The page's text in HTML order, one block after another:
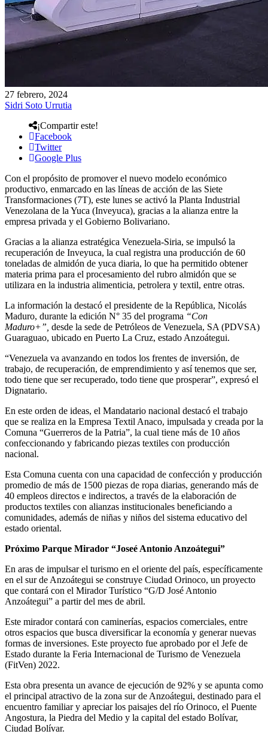
27 febrero, 2024
Sidri Soto Urrutia
¡Compartir este!
Facebook
Twitter
Google Plus
Con el propósito de promover el nuevo modelo económico
productivo, enmarcado en las líneas de acción de las Siete
Transformaciones (7T), este lunes se activó la Planta Industrial
Venezolana de la Yuca (Inveyuca), gracias a la alianza entre la
empresa privada y el Gobierno Bolivariano.
Gracias a la alianza estratégica Venezuela-Siria, se impulsó la
recuperación de Inveyuca, la cual registra una producción de 60
toneladas de almidón de yuca diaria, lo que ha permitido obtener
materia prima para el procesamiento del rubro almidón que se
utilizara en la industria alimenticia, petrolera y textil, entre otras.
La información la destacó el presidente de la República, Nicolás
Maduro, durante la edición N° 35 del programa “Con
Maduro+”, desde la sede de Petróleos de Venezuela, SA (PDVSA)
Guaraguao, ubicado en Puerto La Cruz, estado Anzoátegui.
“Venezuela va avanzando en todos los frentes de inversión, de
trabajo, de recuperación, de emprendimiento y así tenemos que ser,
todo tiene que ser recuperado, todo tiene que prosperar”, expresó el
Dignatario.
En este orden de ideas, el Mandatario nacional destacó el trabajo
que se realiza en la Empresa Textil Anaco, impulsada y creada por la
Comuna “Guerreros de la Patria”, la cual tiene más de 10 años
confeccionando y fabricando piezas textiles con producción
nacional.
Esta Comuna cuenta con una capacidad de confección y producción
promedio de más de 1500 piezas de ropa diarias, generando más de
40 empleos directos e indirectos, a través de la elaboración de
productos textiles con alianzas institucionales beneficiando a
comunidades, además de niñas y niños del sistema educativo del
estado oriental.
Próximo Parque Mirador “Joseé Antonio Anzoátegui”
En aras de impulsar el turismo en el oriente del país, específicamente
en el sur de Anzoátegui se construye Ciudad Orinoco, un proyecto
que contará con el Mirador Turístico “G/D José Antonio
Anzoátegui” a partir del mes de abril.
Este mirador contará con caminerías, espacios comerciales, entre
otros espacios que busca diversificar la economía y generar nuevas
formas de inversiones. Este proyecto fue aprobado por el Jefe de
Estado durante la Feria Internacional de Turismo de Venezuela
(FitVen) 2022.
Esta obra presenta un avance de ejecución de 92% y se apunta como
el principal atractivo de la zona sur de Anzoátegui, destinado para el
encuentro familiar y apreciar los paisajes del río Orinoco, el Puente
Angostura, la Piedra del Medio y la capital del estado Bolívar,
Ciudad Bolívar.